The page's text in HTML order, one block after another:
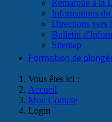
Remarque à la
Informations
Directions vers
Bulletin
Sitemap
Formation de
Vous êtes ici :
Accueil
Mon Compte
Login